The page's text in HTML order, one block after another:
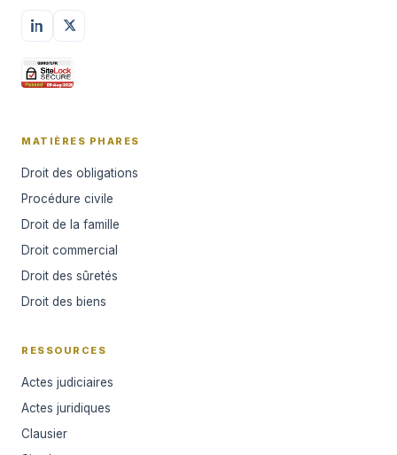
MATIÈRES PHARES
Droit des obligations
Procédure civile
Droit de la famille
Droit commercial
Droit des sûretés
Droit des biens
RESSOURCES
Actes judiciaires
Actes juridiques
Clausier